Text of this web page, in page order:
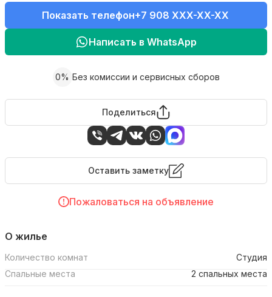
Показать телефон+7 908 XXX-XX-XX
Написать в WhatsApp
0% Без комиссии и сервисных сборов
Поделиться
Оставить заметку
Пожаловаться на объявление
О жилье
Количество комнат
Студия
Спальные места
2 спальных места